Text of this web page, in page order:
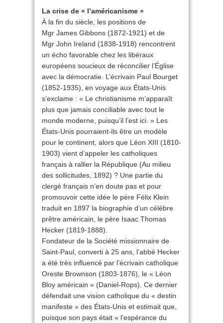
La crise de « l’américanisme »
À la fin du siècle, les positions de
Mgr James Gibbons (1872-1921) et de
Mgr John Ireland (1838-1918) rencontrent
un écho favorable chez les libéraux
européens soucieux de réconcilier l’Église
avec la démocratie. L’écrivain Paul Bourget
(1852-1935), en voyage aux États-Unis
s’exclame : « Le christianisme m’apparaît
plus que jamais conciliable avec tout le
monde moderne, puisqu’il l’est ici. » Les
États-Unis pourraient-ils être un modèle
pour le continent, alors que Léon XIII (1810-
1903) vient d’appeler les catholiques
français à rallier la République (Au milieu
des sollicitudes, 1892) ? Une partie du
clergé français n’en doute pas et pour
promouvoir cette idée le père Félix Klein
traduit en 1897 la biographie d’un célèbre
prêtre américain, le père Isaac Thomas
Hecker (1819-1888).
Fondateur de la Société missionnaire de
Saint-Paul, converti à 25 ans, l’abbé Hecker
a été très influencé par l’écrivain catholique
Oreste Brownson (1803-1876), le « Léon
Bloy américain » (Daniel-Rops). Ce dernier
défendait une vision catholique du « destin
manifeste » des États-Unis et estimait que,
puisque son pays était « l’espérance du